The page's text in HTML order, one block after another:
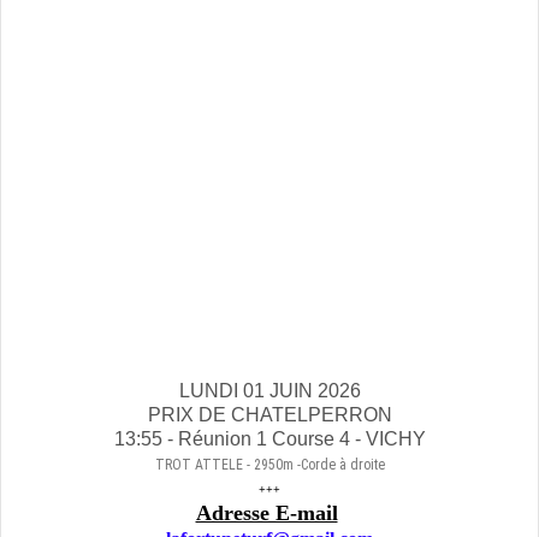
LUNDI 01 JUIN 2026
PRIX DE CHATELPERRON
13:55 - Réunion 1 Course 4 - VICHY
TROT ATTELE - 2950m -Corde à droite
+++
Adresse E-mail